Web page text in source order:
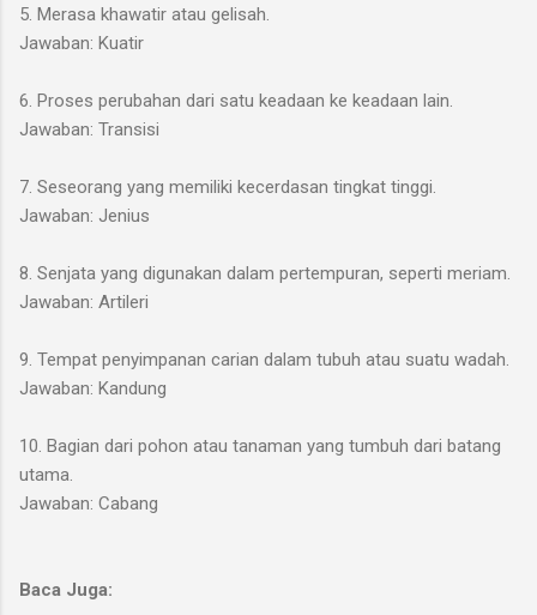
5. Merasa khawatir atau gelisah.
Jawaban: Kuatir
6. Proses perubahan dari satu keadaan ke keadaan lain.
Jawaban: Transisi
7. Seseorang yang memiliki kecerdasan tingkat tinggi.
Jawaban: Jenius
8. Senjata yang digunakan dalam pertempuran, seperti meriam.
Jawaban: Artileri
9. Tempat penyimpanan carian dalam tubuh atau suatu wadah.
Jawaban: Kandung
10. Bagian dari pohon atau tanaman yang tumbuh dari batang
utama.
Jawaban: Cabang
Baca Juga: